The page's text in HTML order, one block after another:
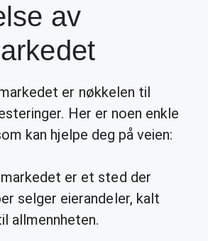
av
er nøkkelen til
Her er noen enkle
kan hjelpe deg på veien:
er et sted der
selger eierandeler, kalt
allmennheten.